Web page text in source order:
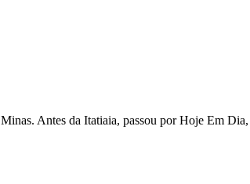
Antes da Itatiaia, passou por Hoje Em